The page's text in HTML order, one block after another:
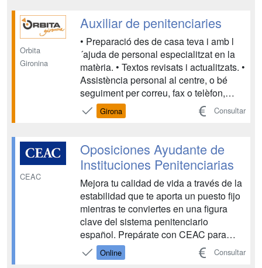
continúa. - Salario aproximado de 2000
€/mes. -...
Orbita
Gironina
Auxiliar de penitenciaries
• Preparació des de casa teva i amb l
´ajuda de personal especialitzat en la
matèria. • Textos revisats i actualitzats. •
Assistència personal al centre, o bé
seguiment per correu, fax o telèfon,
durant tot el període de formació,
resolent tots els dubtes que puguin
´autoavaluacions que permeten segu...
Girona Consultar
CEAC
Oposiciones Ayudante de
Instituciones Penitenciarias
Mejora tu calidad de vida a través de la
estabilidad que te aporta un puesto fijo
mientras te conviertes en una figura
clave del sistema penitenciario
español. Prepárate con CEAC para
trabajar como Ayudante de Instituciones
Penitenciarias y benefíciate de todas
Online Consultar